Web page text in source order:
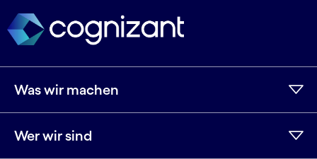
Was wir machen
Wer wir sind